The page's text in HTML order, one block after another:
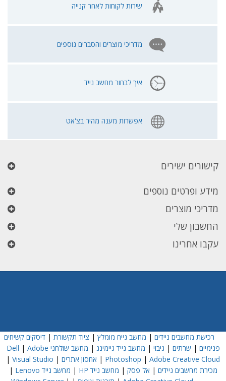
שירות לקוחות לאחר קנייה
מדריכי מוצרים והסברים נוספים
איך לבחור מחשב נייד
אפשרות מענה מהיר בצ'אט
קישורים ישירים
מידע ופרטים נוספים
מדריכי מוצרים
החשבון שלי
עקבו אחרינו
רכישת מחשבים ניידים | מחשב נייח מומלץ | ציוד תקשורת |דיסקים קשיחים
פנימיים | שרתים | גיבוי | מחשב נייד גיימינג | מחשב שולחני Dell | Adobe
Photoshop | Adobe Creative Cloud
| אחסון אתרים |
Visual Studio
|
מכירת מחשבים ניידים | אל פסק | מחשב נייד HP | מחשב נייד Lenovo
|